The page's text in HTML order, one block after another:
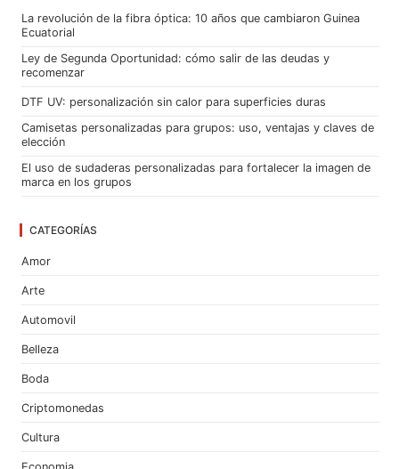
La revolución de la fibra óptica: 10 años que cambiaron Guinea
Ecuatorial
Ley de Segunda Oportunidad: cómo salir de las deudas y
recomenzar
DTF UV: personalización sin calor para superficies duras
Camisetas personalizadas para grupos: uso, ventajas y claves de
elección
El uso de sudaderas personalizadas para fortalecer la imagen de
marca en los grupos
CATEGORÍAS
Amor
Arte
Automovil
Belleza
Boda
Criptomonedas
Cultura